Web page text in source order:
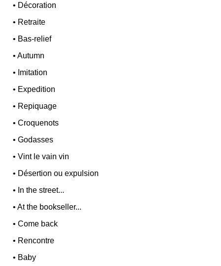
• Décoration
• Retraite
• Bas-relief
•Autumn
• Imitation
• Expedition
• Repiquage
•Croquenots
•Godasses
•Vint le vain vin
• Désertion ou expulsion
• In the street...
•At the bookseller...
•Come back
• Rencontre
• Baby